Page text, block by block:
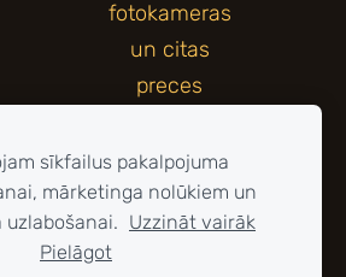
sīkfailus pakalpojuma
mārketinga nolūkiem un
uzlabošanai. Uzzināt vairāk
Pielāgot